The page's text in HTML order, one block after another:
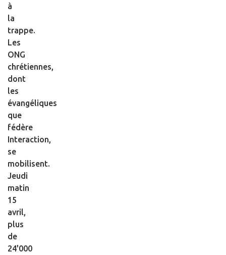
à
la
trappe.
Les
ONG
chrétiennes,
dont
les
évangéliques
que
fédère
Interaction,
se
mobilisent.
Jeudi
matin
15
avril,
plus
de
24'000